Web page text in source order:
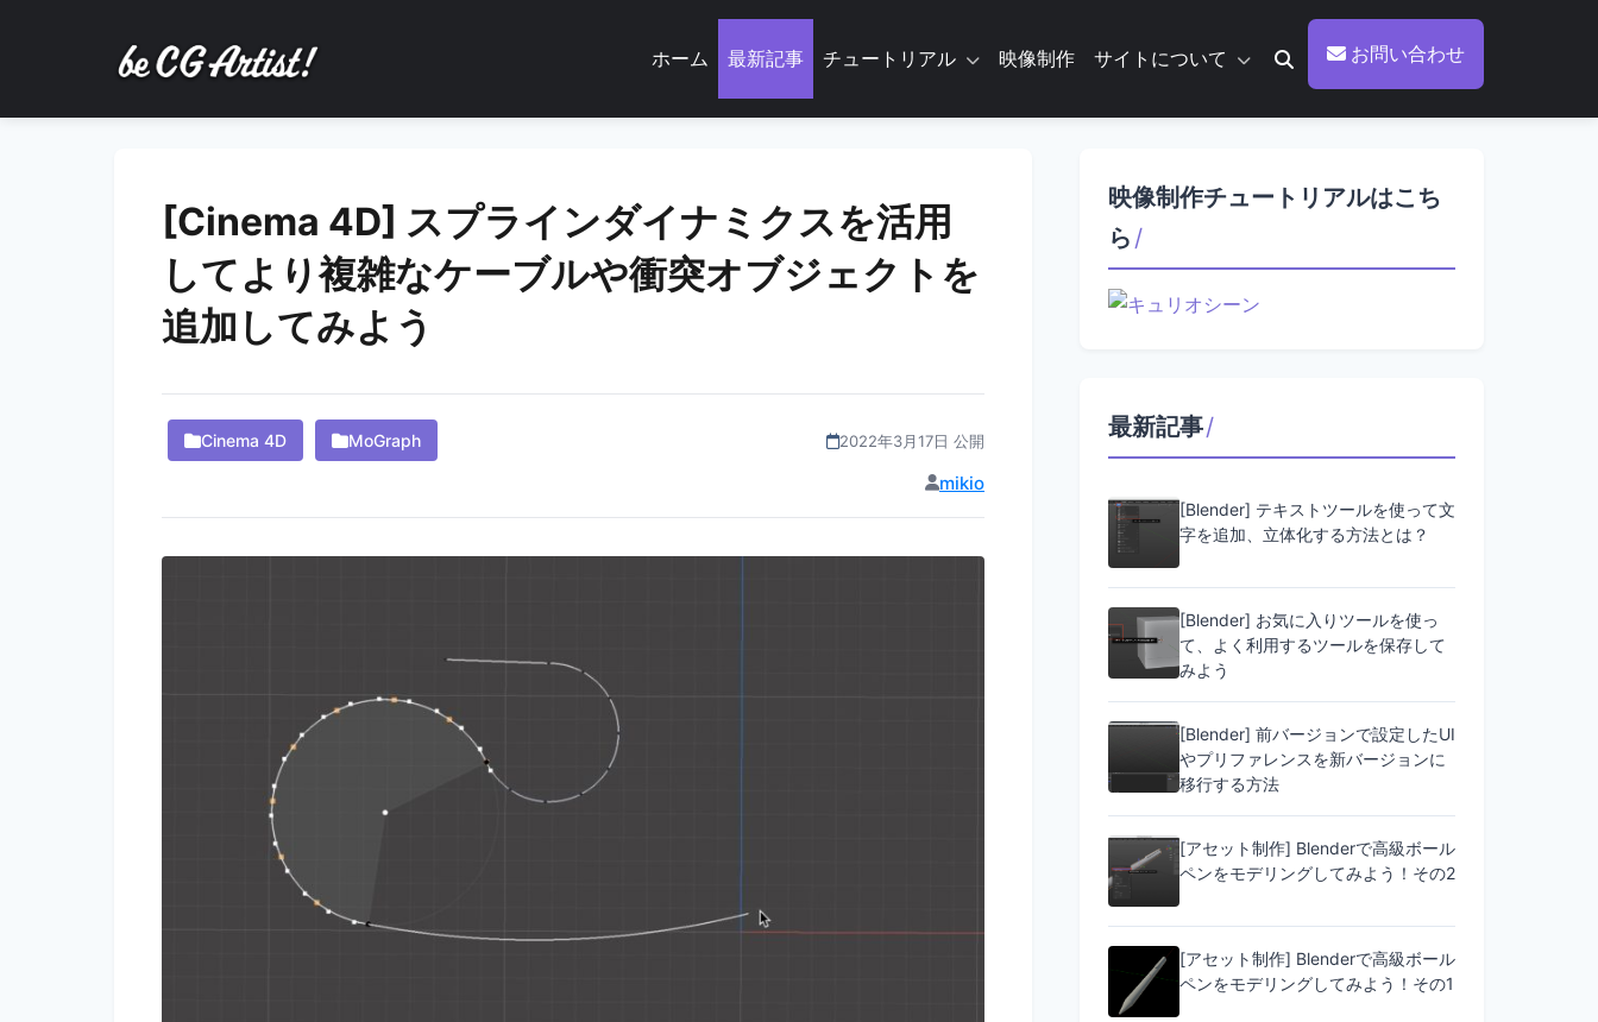
ホーム 最新記事 チュートリアル 映像制作 サイトについて お問い合わせ
[Cinema 4D] スプラインダイナミクスを活用
してより複雑なケーブルや衝突オブジェクトを
追加してみよう
Cinema 4D MoGraph 2022年3月17日 公開
mikio
映像制作チュートリアルはこち
ら /
最新記事/
[Blender] テキストツールを使って文
字を追加、立体化する方法とは？
[Blender] お気に入りツールを使っ
て、よく利用するツールを保存して
みよう
[Blender] 前バージョンで設定したUI
やプリファレンスを新バージョンに
移行する方法
[アセット制作] Blenderで高級ボール
ペンをモデリングしてみよう！その2
[アセット制作] Blenderで高級ボール
ペンをモデリングしてみよう！その1